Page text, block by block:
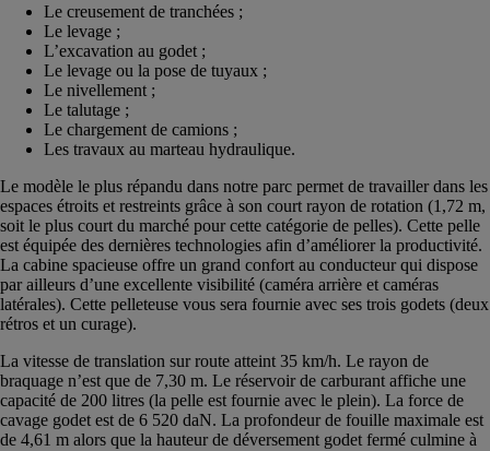
Le creusement de tranchées ;
Le levage ;
L’excavation au godet ;
Le levage ou la pose de tuyaux ;
Le nivellement ;
Le talutage ;
Le chargement de camions ;
Les travaux au marteau hydraulique.
Le modèle le plus répandu dans notre parc permet de travailler dans les
espaces étroits et restreints grâce à son court rayon de rotation (1,72 m,
soit le plus court du marché pour cette catégorie de pelles). Cette pelle
est équipée des dernières technologies afin d’améliorer la productivité.
La cabine spacieuse offre un grand confort au conducteur qui dispose
par ailleurs d’une excellente visibilité (caméra arrière et caméras
latérales). Cette pelleteuse vous sera fournie avec ses trois godets (deux
rétros et un curage).
La vitesse de translation sur route atteint 35 km/h. Le rayon de
braquage n’est que de 7,30 m. Le réservoir de carburant affiche une
capacité de 200 litres (la pelle est fournie avec le plein). La force de
cavage godet est de 6 520 daN. La profondeur de fouille maximale est
de 4,61 m alors que la hauteur de déversement godet fermé culmine à